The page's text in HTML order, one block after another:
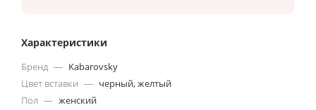
Характеристики
Бренд — Kabarovsky
Цвет вставки — черный, желтый
Пол — женский